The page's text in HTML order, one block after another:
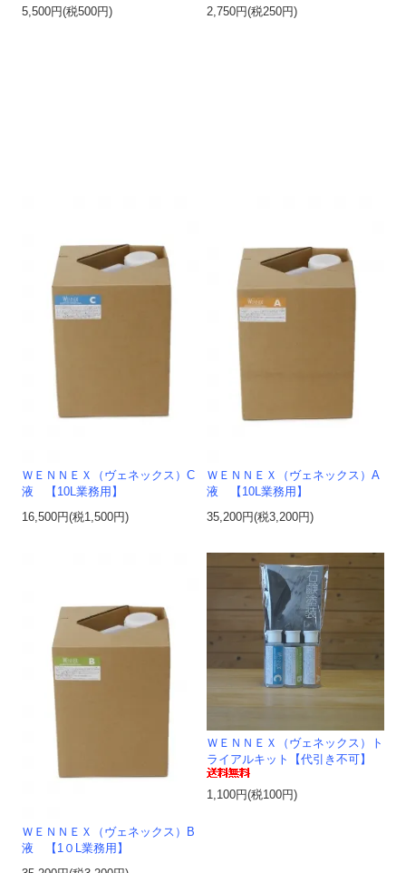
5,500円(税500円)
2,750円(税250円)
ＷＥＮＮＥＸ（ヴェネックス）C
液 【10L業務用】
16,500円(税1,500円)
ＷＥＮＮＥＸ（ヴェネックス）A
液 【10L業務用】
35,200円(税3,200円)
ＷＥＮＮＥＸ（ヴェネックス）B
液 【1０L業務用】
ＷＥＮＮＥＸ（ヴェネックス）ト
ライアルキット【代引き不可】
1,100円(税100円)